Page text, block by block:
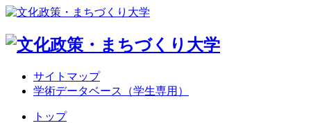
サイトマップ
学術データベース（学生専用）
トップ